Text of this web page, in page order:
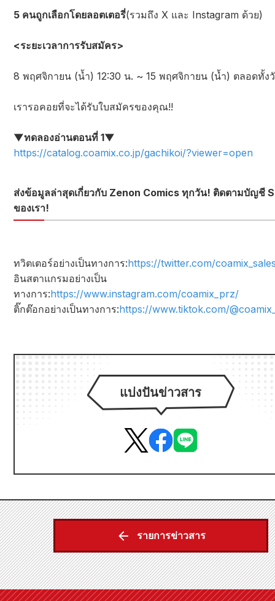
5 คนถูกเลือกโดยลอตเตอรี่(รวมถึง X และ Instagram ด้วย)
<ระยะเวลาการรับสมัคร>
8 พฤศจิกายน (น้ำ) 12:30 น. ~ 15 พฤศจิกายน (น้ำ) ตลอดทั้ง
เรารอคอยที่จะได้รับใบสมัครของคุณ!!
▼ทดลองอ่านตอนที่ 1▼
https://catalog.coamix.co.jp/gachikoi/?viewer=open
ส่งข้อมูลล่าสุดเกี่ยวกับ Zenon Comics ทุกวัน! ติดตามบัญชี
ของเรา!
ทวิตเตอร์อย่างเป็นทางการ:https://twitter.com/
อินสตาแกรมอย่างเป็น
ทางการ:https://www.instagram.com/coamix_prz/
ติ๊กต๊อกอย่างเป็นทางการ:https://www.tiktok.com/
แบ่งปันข่าวสาร
รายการข่าวสาร